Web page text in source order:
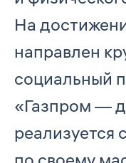
На
направлен
социальный
«Газпром —
реализуется